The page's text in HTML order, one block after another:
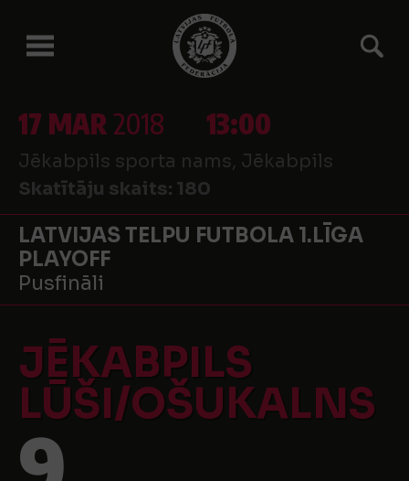
17 MAR2018 13:00
Jēkabpils sporta nams, Jēkabpils
Skatītāju skaits: 180
LATVIJAS TELPU FUTBOLA 1.LĪGA
PLAYOFF
Pusfināli
JĒKABPILS
LŪŠI/OŠUKALNS